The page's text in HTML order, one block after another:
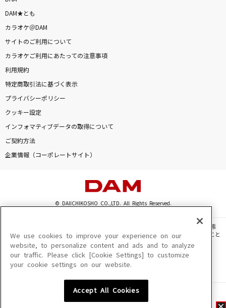
DAM★とも
カラオケ＠DAM
サイトのご利用について
カラオケご利用にあたっての注意事項
利用規約
特定商取引法に基づく表示
プライバシーポリシー
クッキー設定
インフォマティブデータの取得について
ご契約方法
企業情報（コーポレートサイト）
© DAIICHIKOSHO CO.,LTD. All Rights Reserved.
このサイトに掲載されている一切の文章・画像・写真・動画・音声等を、手段や形態
を問わず、著作権法の定める範囲を超えて無断で複製、転載、ファイル化などすること
を禁じます。
楽曲及びコンテンツは、機種によりご利用いただけない場合があります。
楽曲及びコンテンツの配信日、配信内容が変更になる場合があります。
We use cookies to improve your experience on our
website, to personalize content and ads and to analyze
our traffic. Please click [Cookie Settings] to customize
your cookie settings on our website.
Accept All Cookies